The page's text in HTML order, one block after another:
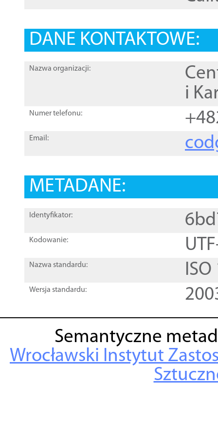
DANE KONTAKTOWE:
Nazwa organizacji:
i
Numer telefonu:
Email:
METADANE:
Identyfikator:
Kodowanie:
Nazwa standardu:
Wersja standardu:
Semantyczne
Wrocławski Instytut